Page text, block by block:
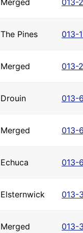
Merged 013-
The Pines 013-
Merged 013-
Drouin 013-
Merged 013-
Echuca 013-
Elsternwick 013-
Merged 013-